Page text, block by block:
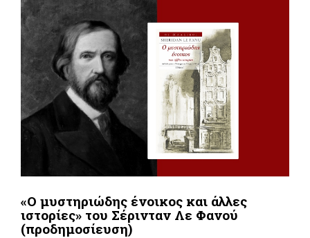
«Ο μυστηριώδης ένοικος και άλλες
ιστορίες» του Σέρινταν Λε Φανού
(προδημοσίευση)